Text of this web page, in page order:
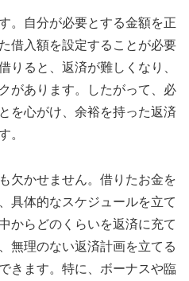
。自分が必要とする金額を正
借入額を設定することが必要
りると、返済が難しくなり、
があります。したがって、必
を心がけ、余裕を持った返済
。
欠かせません。借りたお金を
具体的なスケジュールを立て
からどのくらいを返済に充て
無理のない返済計画を立てる
きます。特に、ボーナスや臨